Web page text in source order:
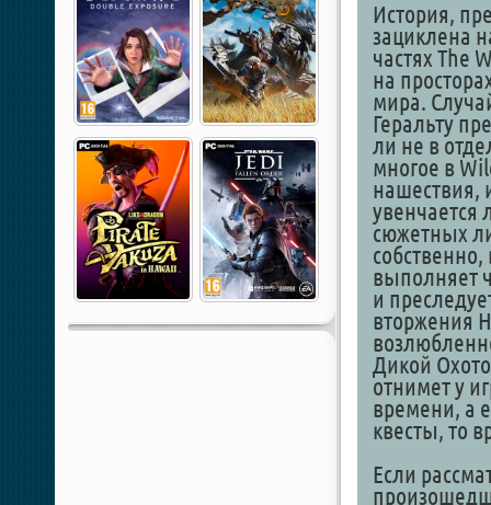
История,
зациклена
частях The
на
мира.
Геральту
ли не в
многое в
нашествия,
увенчается
сюжетных
выполняет
и
вторжения
Дикой
отнимет у
времени, а
квесты, то
Если